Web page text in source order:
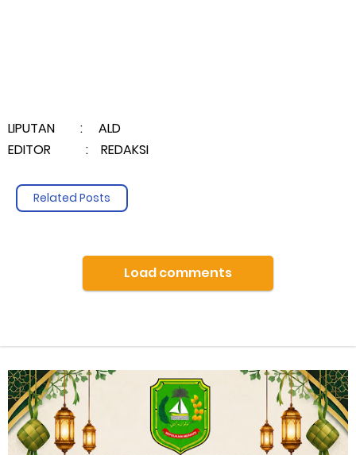
LIPUTAN : ALD
EDITOR : REDAKSI
Related Posts
Load comments